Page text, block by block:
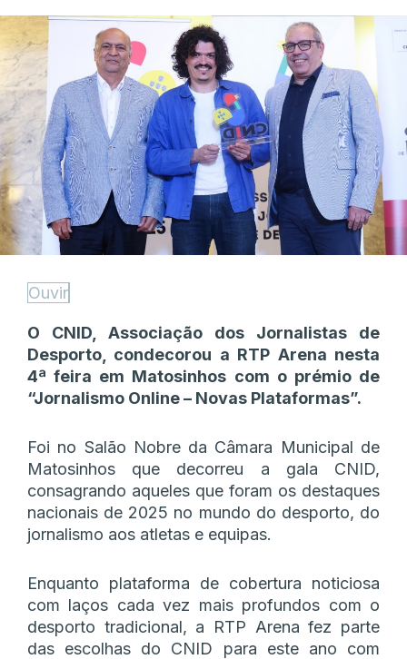
Ouvir
O CNID, Associação dos Jornalistas de
Desporto, condecorou a RTP Arena nesta
4ª feira em Matosinhos com o prémio de
“Jornalismo Online – Novas Plataformas”.
Foi no Salão Nobre da Câmara Municipal de
Matosinhos que decorreu a gala CNID,
consagrando aqueles que foram os destaques
nacionais de 2025 no mundo do desporto, do
jornalismo aos atletas e equipas.
Enquanto plataforma de cobertura noticiosa
com laços cada vez mais profundos com o
desporto tradicional, a RTP Arena fez parte
das escolhas do CNID para este ano com